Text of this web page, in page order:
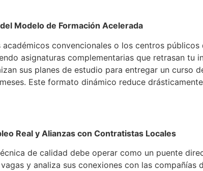
Modelo de Formación Acelerada
convencionales o los centros
asignaturas complementarias que retrasan
sus planes de estudio para entregar un curso
Este formato dinámico reduce
Real y Alianzas con Contratistas Locales
de calidad debe operar como un puente
y analiza sus conexiones con las